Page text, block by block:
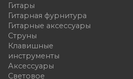
Гитары
Гитарная фурнитура
Гитарные аксессуары
Струны
Клавишные
инструменты
Аксессуары
Световое